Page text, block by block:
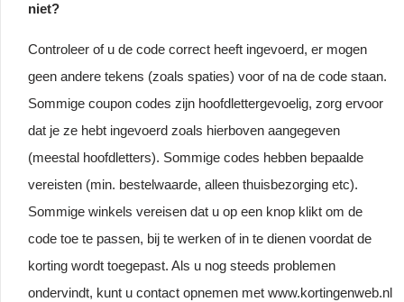
niet?
Controleer of u de code correct heeft ingevoerd, er mogen
geen andere tekens (zoals spaties) voor of na de code staan.
Sommige coupon codes zijn hoofdlettergevoelig, zorg ervoor
dat je ze hebt ingevoerd zoals hierboven aangegeven
(meestal hoofdletters). Sommige codes hebben bepaalde
vereisten (min. bestelwaarde, alleen thuisbezorging etc).
Sommige winkels vereisen dat u op een knop klikt om de
code toe te passen, bij te werken of in te dienen voordat de
korting wordt toegepast. Als u nog steeds problemen
ondervindt, kunt u contact opnemen met www.kortingenweb.nl